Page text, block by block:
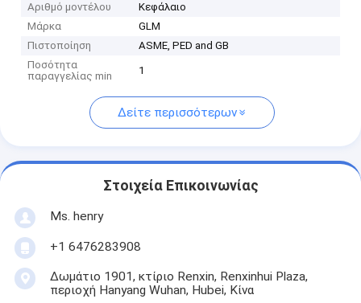
Αριθμό μοντέλου
Κεφάλαιο
Μάρκα
GLM
Πιστοποίηση
ASME, PED and GB
Ποσότητα
παραγγελίας min
1
Δείτε περισσότερων
Στοιχεία Επικοινωνίας
Ms. henry
+1 6476283908
Δωμάτιο 1901, κτίριο Renxin, Renxinhui Plaza,
περιοχή Hanyang Wuhan, Hubei, Κίνα